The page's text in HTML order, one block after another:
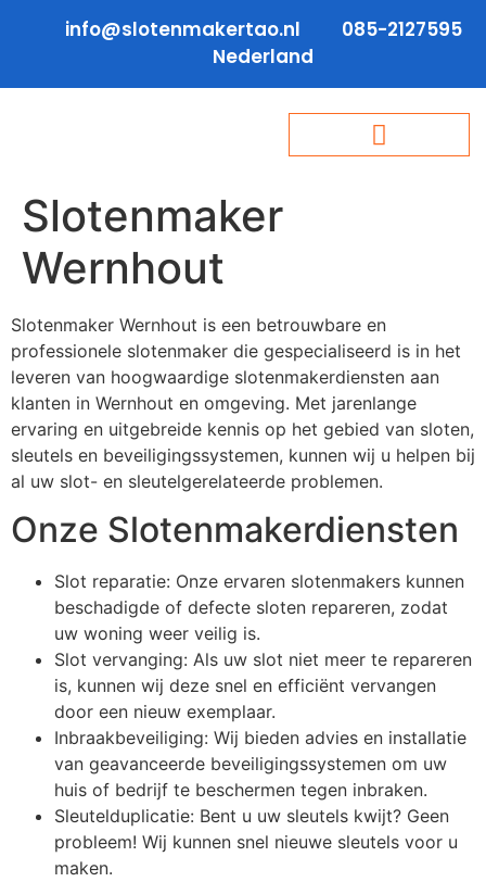
info@slotenmakertao.nl
085-2127595
Nederland
Slotenmaker
Wernhout
Slotenmaker Wernhout is een betrouwbare en
professionele slotenmaker die gespecialiseerd is in het
leveren van hoogwaardige slotenmakerdiensten aan
klanten in Wernhout en omgeving. Met jarenlange
ervaring en uitgebreide kennis op het gebied van sloten,
sleutels en beveiligingssystemen, kunnen wij u helpen bij
al uw slot- en sleutelgerelateerde problemen.
Onze Slotenmakerdiensten
Slot reparatie: Onze ervaren slotenmakers kunnen
beschadigde of defecte sloten repareren, zodat
uw woning weer veilig is.
Slot vervanging: Als uw slot niet meer te repareren
is, kunnen wij deze snel en efficiënt vervangen
door een nieuw exemplaar.
Inbraakbeveiliging: Wij bieden advies en installatie
van geavanceerde beveiligingssystemen om uw
huis of bedrijf te beschermen tegen inbraken.
Sleutelduplicatie: Bent u uw sleutels kwijt? Geen
probleem! Wij kunnen snel nieuwe sleutels voor u
maken.